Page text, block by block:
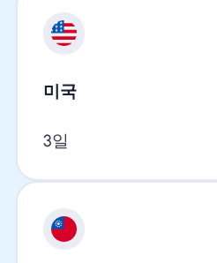
미국
3일